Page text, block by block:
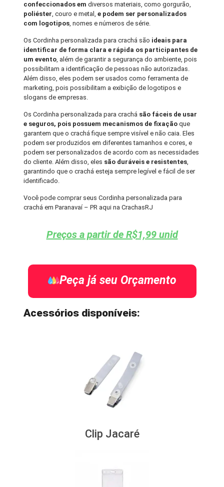
confeccionados emdiversos materiais, como gorgurão,
poliéster, couro e metal,e podem ser personalizados
com logotipos, nomes e números de série.
Os Cordinha personalizada para crachá são ideais para
identificar de forma clara e rápida os participantes de
um evento, além de garantir a segurança do ambiente, pois
possibilitam a identificação de pessoas não autorizadas.
Além disso, eles podem ser usados como ferramenta de
marketing, pois possibilitam a exibição de logotipos e
slogans de empresas.
Os Cordinha personalizada para crachá são fáceis de usar
e seguros, pois possuem mecanismos de fixação que
garantem que o crachá fique sempre visível e não caia. Eles
podem ser produzidos em diferentes tamanhos e cores, e
podem ser personalizados de acordo com as necessidades
do cliente. Além disso, eles são duráveis e resistentes,
garantindo que o crachá esteja sempre legível e fácil de ser
identificado.
Você pode comprar seus Cordinha personalizada para
crachá em Paranavaí – PR aqui na CrachasRJ
Preços a partir de R$1,99 unid
Peça já seu Orçamento
Acessórios disponíveis:
Clip Jacaré